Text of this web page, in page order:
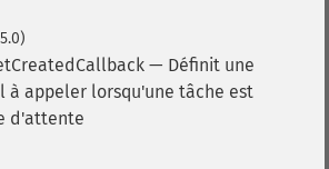
— Définit une
à appeler lorsqu'une tâche est
d'attente